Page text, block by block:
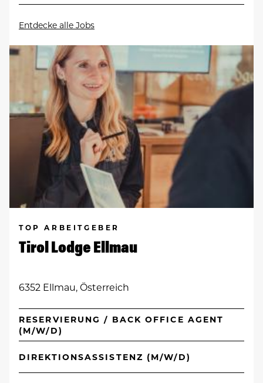
Entdecke alle Jobs
TOP ARBEITGEBER
Tirol Lodge Ellmau
6352 Ellmau, Österreich
RESERVIERUNG / BACK OFFICE AGENT
(M/W/D)
DIREKTIONSASSISTENZ (M/W/D)